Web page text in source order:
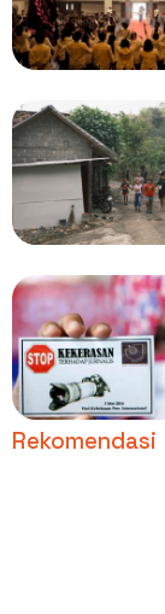
Rekomendasi